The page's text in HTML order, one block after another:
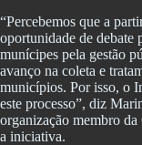
“Percebemos que a
oportunidade de debate
munícipes pela gestão
avanço na coleta e
municípios. Por isso, o
este processo”, diz
organização membro
a iniciativa.